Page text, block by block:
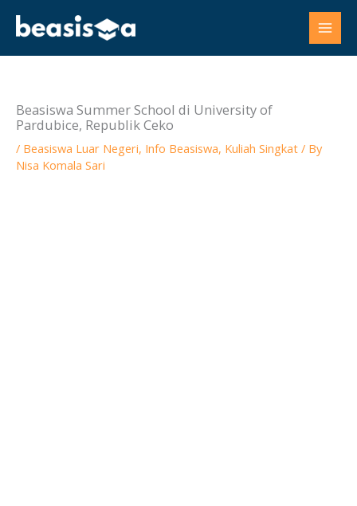
content
Beasiswa Summer School di University of
Pardubice, Republik Ceko
/ Beasiswa Luar Negeri, Info Beasiswa, Kuliah Singkat / By
Nisa Komala Sari